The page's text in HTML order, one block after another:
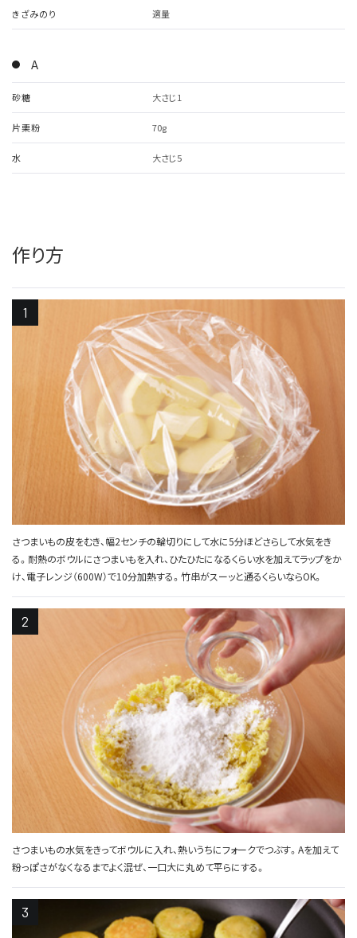
きざみのり 適量
A
砂糖 大さじ1
片栗粉 70g
水 大さじ5
作り方
さつまいもの皮をむき、幅2センチの輪切りにして水に5分ほどさらして水気をき
る。耐熱のボウルにさつまいもを入れ、ひたひたになるくらい水を加えてラップをか
け、電子レンジ（600W）で10分加熱する。竹串がスーッと通るくらいならOK。
さつまいもの水気をきってボウルに入れ、熱いうちにフォークでつぶす。Aを加えて
粉っぽさがなくなるまでよく混ぜ、一口大に丸めて平らにする。